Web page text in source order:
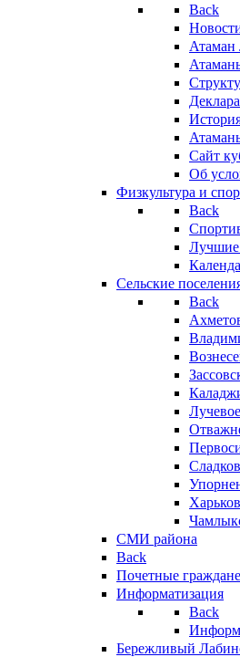
Back
Атаман
Cайт
Об
Физкультура и
Back
Лучшие
Сельские
Back
СМИ района
Back
Почетные граждане
Информатизация
Back
Бережливый